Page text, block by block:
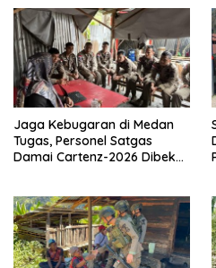
Jaga Kebugaran di Medan
Tugas, Personel Satgas
Damai Cartenz-2026 Dibekali